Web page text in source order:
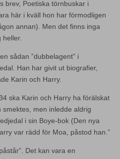
brev, Poetiska törnbuskar i
här i kväll hon har förmodligen
annan). Men det finns inga
heller.
sådan ”dubbelagent” i
Han har givit ut biografier,
Karin och Harry.
ska Karin och Harry ha förälskat
men inledde aldrig
i sin Boye-bok (Den nya
var rädd för Moa, påstod han.”
Det kan vara en